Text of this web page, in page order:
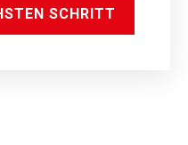
SCHRITT